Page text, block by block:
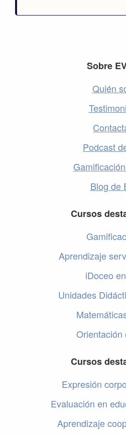
Sobre
Quién
Podcast
Blog de
Cursos
Aprendizaje
iDoceo
Unidades
Orientación
Cursos
Expresión
Evaluación en
Aprendizaje